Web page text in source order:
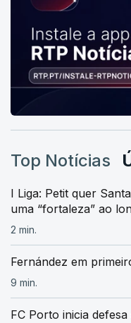
Top Notícias
I Liga: Petit quer
uma “fortaleza” ao
2 min.
Fernández em
9 min.
FC Porto inicia